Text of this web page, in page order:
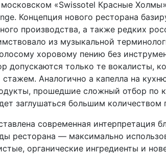
«Swissotel Красные
Концепция нового ресторана
производства, а также редких
из музыкальной
хоровому пению без
допускаются только те вокалисты,
Аналогично а капелла на
прошедшие сложный отбор по
заглушаться большим количеством
современная интерпретация
ресторана — максимально
органические ингредиенты и